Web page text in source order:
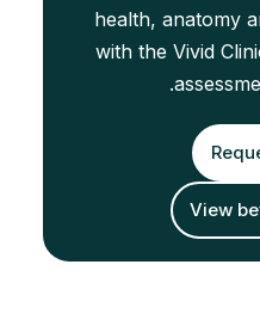
health, anatomy
with the Vivid
View